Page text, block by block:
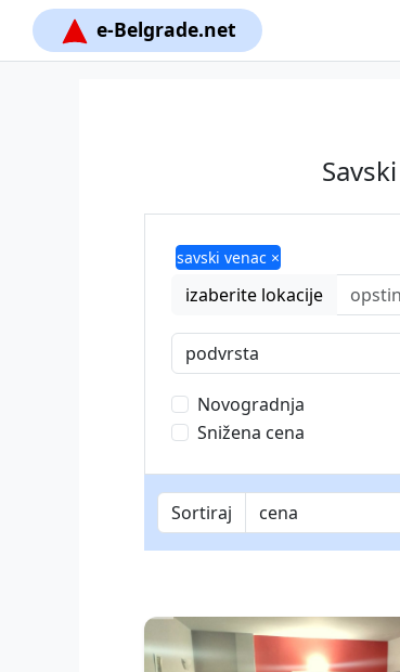
e-Belgrade.net
savski venac ×
izaberite lokacije
podvrsta
Novogradnja
Snižena cena
Sortiraj